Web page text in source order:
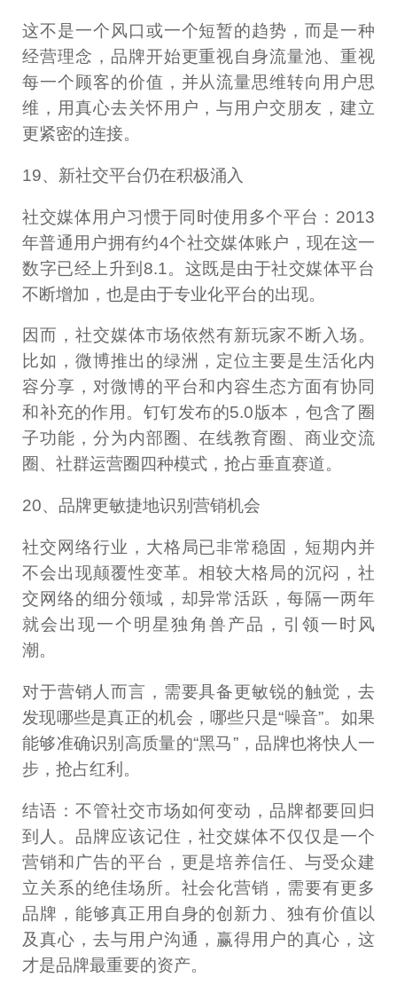
这不是一个风口或一个短暂的趋势，而是一种
经营理念，品牌开始更重视自身流量池、重视
每一个顾客的价值，并从流量思维转向用户思
维，用真心去关怀用户，与用户交朋友，建立
更紧密的连接。
19、新社交平台仍在积极涌入
社交媒体用户习惯于同时使用多个平台：2013
年普通用户拥有约4个社交媒体账户，现在这一
数字已经上升到8.1。这既是由于社交媒体平台
不断增加，也是由于专业化平台的出现。
因而，社交媒体市场依然有新玩家不断入场。
比如，微博推出的绿洲，定位主要是生活化内
容分享，对微博的平台和内容生态方面有协同
和补充的作用。钉钉发布的5.0版本，包含了圈
子功能，分为内部圈、在线教育圈、商业交流
圈、社群运营圈四种模式，抢占垂直赛道。
20、品牌更敏捷地识别营销机会
社交网络行业，大格局已非常稳固，短期内并
不会出现颠覆性变革。相较大格局的沉闷，社
交网络的细分领域，却异常活跃，每隔一两年
就会出现一个明星独角兽产品，引领一时风
潮。
对于营销人而言，需要具备更敏锐的触觉，去
发现哪些是真正的机会，哪些只是“噪音”。如果
能够准确识别高质量的“黑马”，品牌也将快人一
步，抢占红利。
结语：不管社交市场如何变动，品牌都要回归
到人。品牌应该记住，社交媒体不仅仅是一个
营销和广告的平台，更是培养信任、与受众建
立关系的绝佳场所。社会化营销，需要有更多
品牌，能够真正用自身的创新力、独有价值以
及真心，去与用户沟通，赢得用户的真心，这
才是品牌最重要的资产。